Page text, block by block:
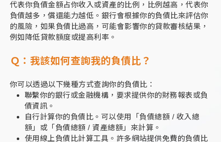
代表你負債金額占你收入或資產的比例，比例越高，代表你
負債越多，償還能力越低。銀行會根據你的負債比來評估你
的風險，如果負債比過高，可能會影響你的貸款審核結果，
例如降低貸款額度或提高利率。
Ｑ：我該如何查詢我的負債比？
你可以透過以下幾種方式查詢你的負債比：
聯繫你的銀行或金融機構，要求提供你的財務報表或負
債資訊。
自行計算你的負債比。可以使用「負債總額 / 收入總
額」或「負債總額 / 資產總額」來計算。
使用線上負債比計算工具。許多網站提供免費的負債比